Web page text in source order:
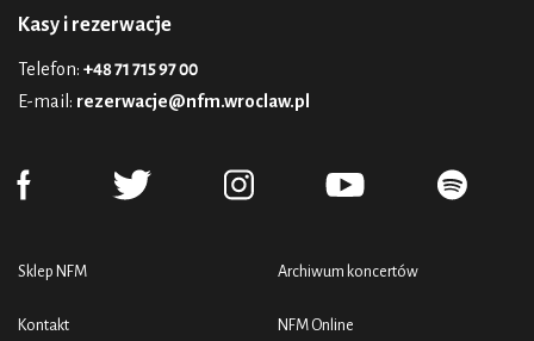
Kasy i rezerwacje
Telefon: +48 71 715 97 00
E-mail: rezerwacje@nfm.wroclaw.pl
Sklep NFM
Kontakt
Archiwum koncertów
NFM Online